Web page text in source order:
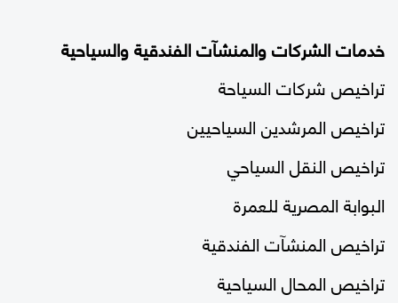
خدمات الشركات والمنشآت الفندقية والسياحية
تراخيص شركات السياحة
تراخيص المرشدين السياحيين
تراخيص النقل السياحي
البوابة المصرية للعمرة
تراخيص المنشآت الفندقية
تراخيص المحال السياحية